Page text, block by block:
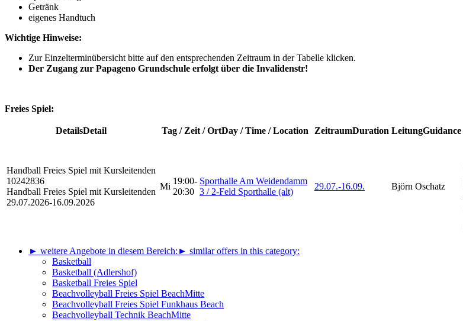
Getränk
eigenes Handtuch
Wichtige Hinweise:
Zur Einzelterminübersicht bitte auf den entsprechenden Zeitraum in der Tabelle klicken.
Der Zugang zur Papageno Grundschule erfolgt über die Invalidenstr!
Freies Spiel:
DetailsDetail Tag / Zeit / OrtDay / Time / Location ZeitraumDuration LeitungGuidance
Handball Freies Spiel mit Kursleitenden
10242836
Handball Freies Spiel mit Kursleitenden
29.07.2026-16.09.2026
Mi
19:00-
20:30
Sporthalle Am Weidendamm
3 / 2-Feld Sporthalle (alt)
29.07.-16.09. Björn Oschatz
► weitere Angebote in diesem Bereich: ► similar offers in this category:
Basketball
Basketball (Adlershof)
Basketball Freies Spiel
Beachvolleyball Freies Spiel BeachMitte
Beachvolleyball Freies Spiel Funkhaus Beach
Beachvolleyball Technik BeachMitte